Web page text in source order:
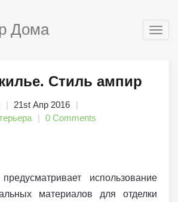
Дома
Стиль ампир
21st Апр 2016
0 Comments
использование
материалов для отделки